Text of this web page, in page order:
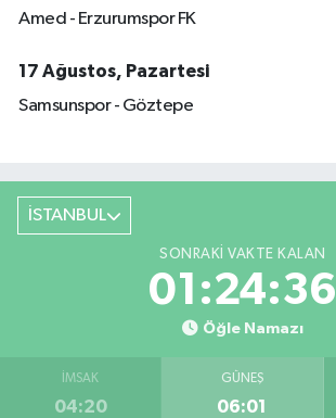
Amed - Erzurumspor FK
17 Ağustos, Pazartesi
Samsunspor - Göztepe
İSTANBUL
SONRAKI VAKTE KALAN
01:24:35
Öğle Namazı
İMSAK
04:20
GÜNEŞ
06:01